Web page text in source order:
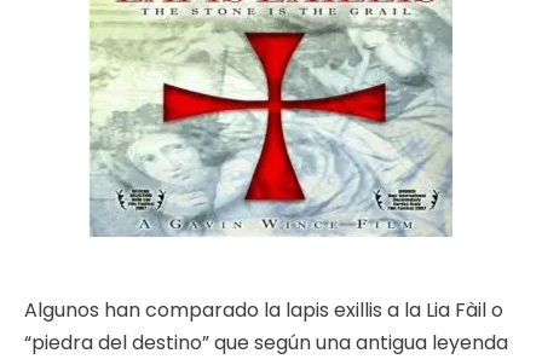
Algunos han comparado la lapis exillis a la Lia Fàil o
“piedra del destino” que según una antigua leyenda